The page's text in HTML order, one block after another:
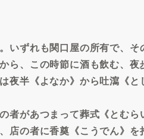
いずれも関口屋の所有で、
ら、この時節に酒も飲む、
夜半《よなか》から吐瀉《
者があつまって葬式《とむら
店の者に香奠《こうでん》を